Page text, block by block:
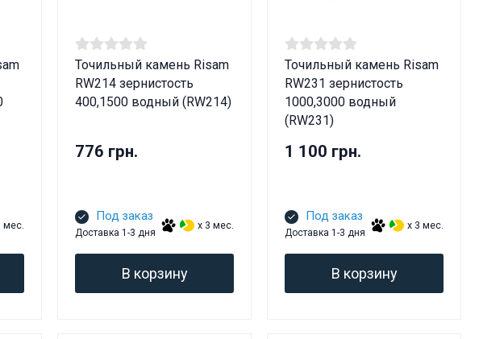
мес.
Точильный камень Risam
RW214 зернистость
400,1500 водный (RW214)
776 грн.
Под заказ
Доставка 1-3 дня
x 3 мес.
В корзину
Точильный камень Risam
RW231 зернистость
1000,3000 водный
(RW231)
1 100 грн.
Под заказ
Доставка 1-3 дня
x 3 мес.
В корзину